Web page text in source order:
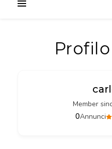
Member
0Annunci